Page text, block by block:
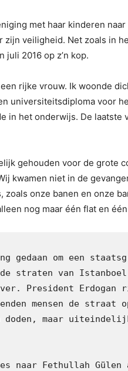
met haar kinderen
veiligheid. Net zoals in
juli 2016 op z’n kop.
rijke vrouw. Ik woonde
universiteitsdiploma voor
in het onderwijs. De laatste
gehouden voor de grote
kwamen niet in de
zoals onze banen en onze
nog maar één flat en één
gedaan om een
straten van
President Erdogan
mensen de straat
maar
naar Fethullah